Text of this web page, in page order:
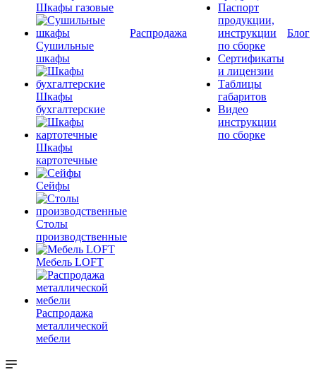
Шкафы газовые
Сушильные
шкафы
Шкафы
бухгалтерские
Шкафы
картотечные
Сейфы
Столы
производственные
Мебель LOFT
Распродажа
металлической
мебели
Распродажа
Паспорт
продукции,
инструкции
по сборке
Сертификаты
и лицензии
Таблицы
габаритов
Видео
инструкции
по сборке
Блог